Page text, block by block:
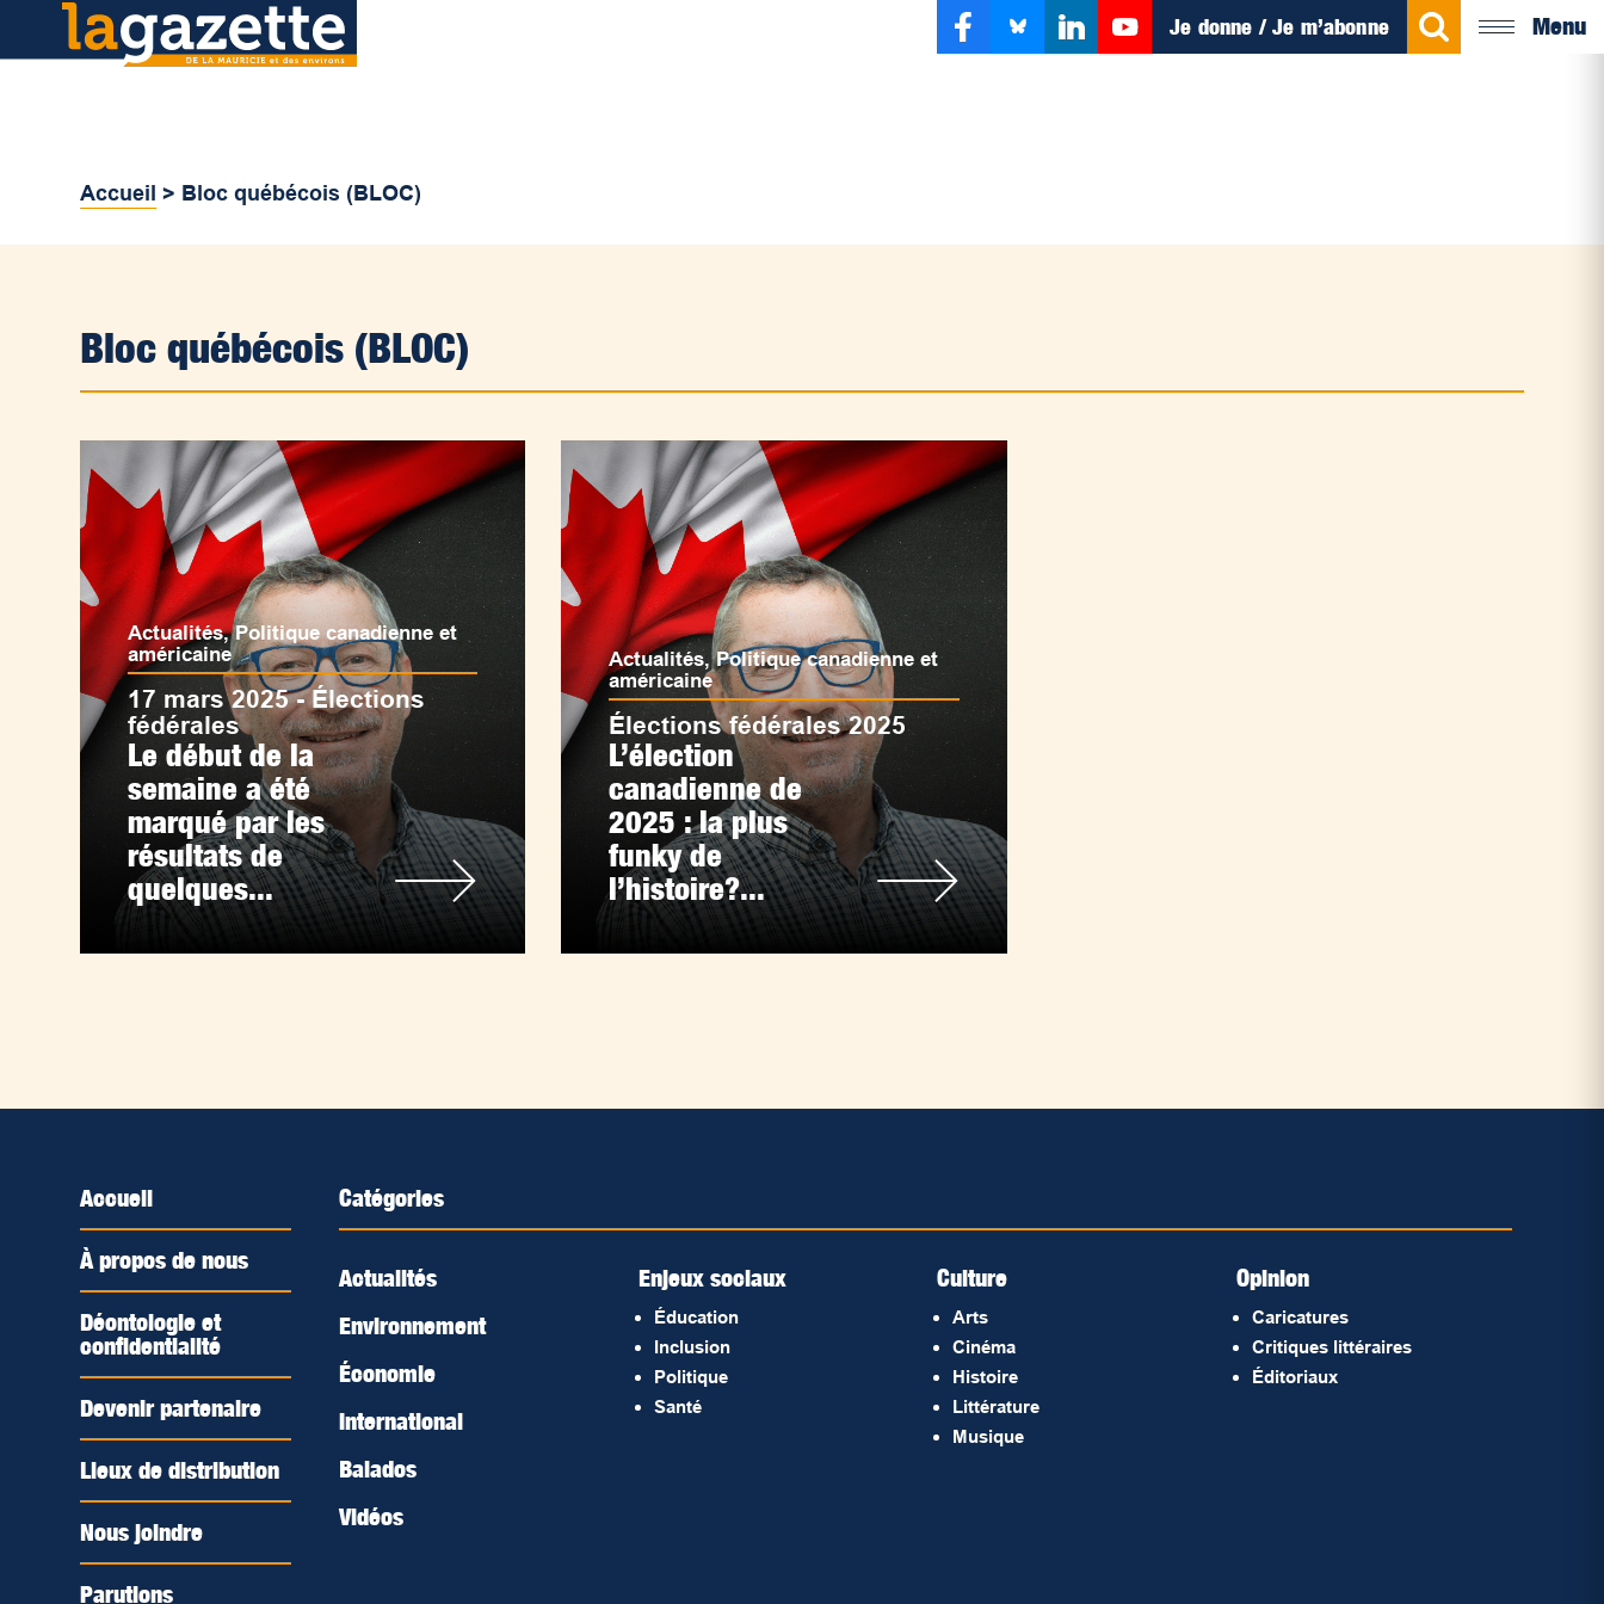
Je donne / Je m’abonne Menu
Accueil > Bloc québécois (BLOC)
Bloc québécois (BLOC)
Actualités,Politique canadienne et
américaine
17 mars 2025 - Élections
fédérales
Le début de la
semaine a été
marqué par les
résultats de
quelques...
Actualités,Politique canadienne et
américaine
Élections fédérales 2025
L’élection
canadienne de
2025 : la plus
funky de
l’histoire?...
Accueil
À propos de nous
Déontologie et
confidentialité
Devenir partenaire
Lieux de distribution
Nous joindre
Parutions
Catégories
Actualités
Environnement
Économie
International
Balados
Vidéos
Enjeux sociaux
Éducation
Inclusion
Politique
Santé
Culture
Arts
Cinéma
Histoire
Littérature
Musique
Opinion
Caricatures
Critiques littéraires
Éditoriaux